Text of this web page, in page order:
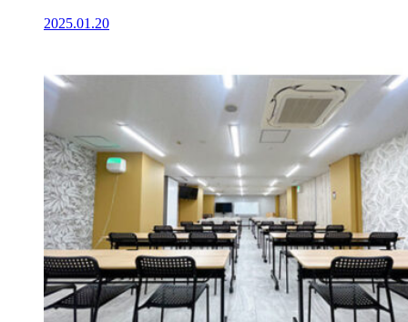
2025.01.20